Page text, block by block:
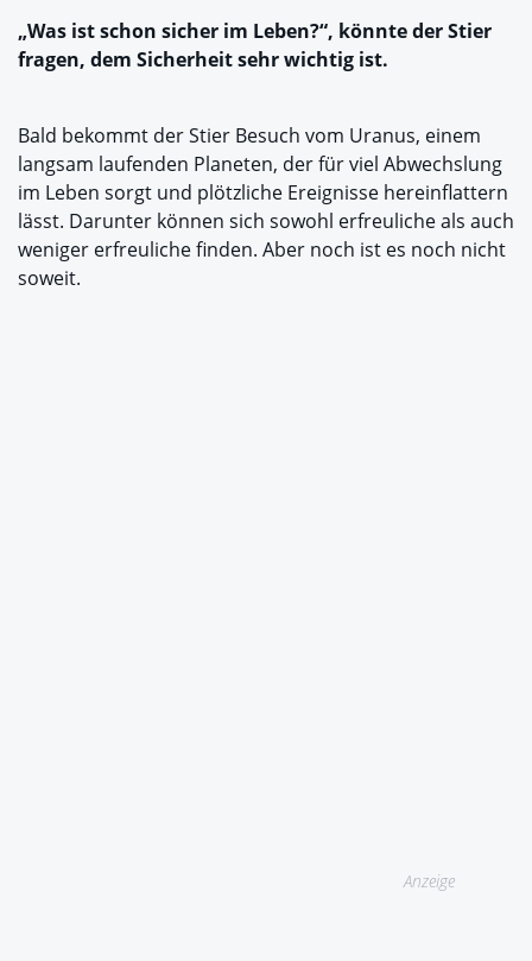
„Was ist schon sicher im Leben?“, könnte der Stier
fragen, dem Sicherheit sehr wichtig ist.
Bald bekommt der Stier Besuch vom Uranus, einem
langsam laufenden Planeten, der für viel Abwechslung
im Leben sorgt und plötzliche Ereignisse hereinflattern
lässt. Darunter können sich sowohl erfreuliche als auch
weniger erfreuliche finden. Aber noch ist es noch nicht
soweit.
Anzeige